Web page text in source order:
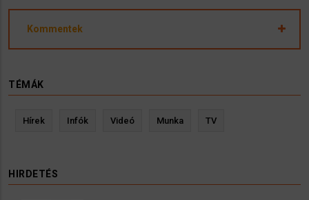
Kommentek
TÉMÁK
Hírek Infók Videó Munka TV
HIRDETÉS